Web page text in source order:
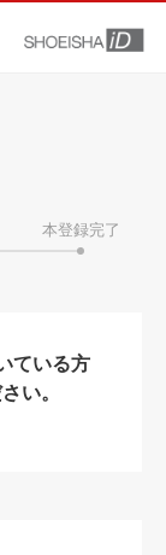
本登録完了
ている方
い。